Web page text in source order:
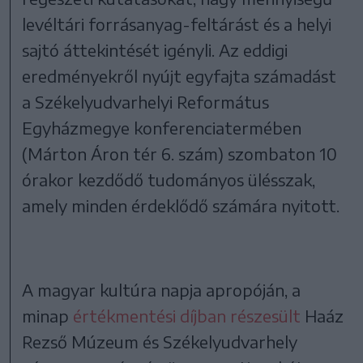
levéltári forrásanyag-feltárást és a helyi
sajtó áttekintését igényli. Az eddigi
eredményekről nyújt egyfajta számadást
a Székelyudvarhelyi Református
Egyházmegye konferenciatermében
(Márton Áron tér 6. szám) szombaton 10
órakor kezdődő tudományos ülésszak,
amely minden érdeklődő számára nyitott.
A magyar kultúra napja apropóján, a
minap értékmentési díjban részesült Haáz
Rezső Múzeum és Székelyudvarhely